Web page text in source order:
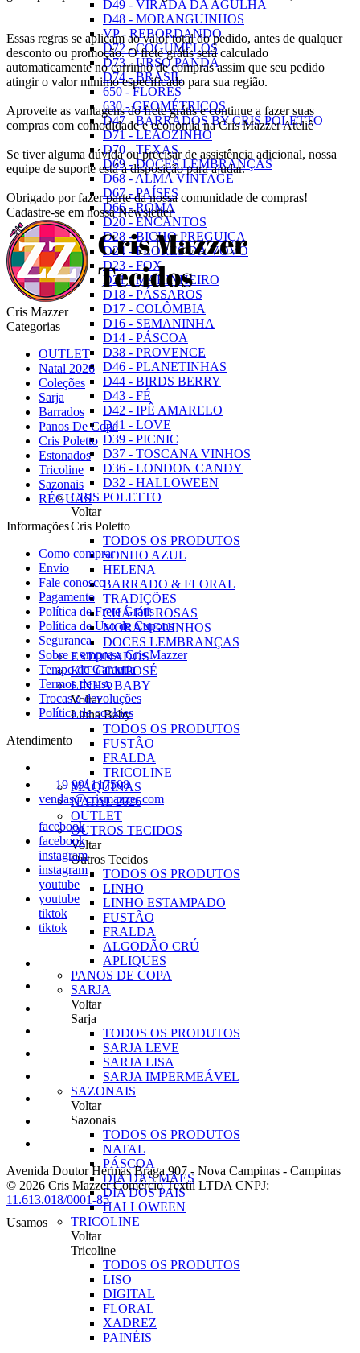
D49 - VIRADA DA AGULHA
D48 - MORANGUINHOS
VP - REBORDANDO
D72 - COGUMELOS
D73 - URSO PANDA
D74 - BRASIL
650 - FLORES
630 - GEOMÉTRICOS
D47 - BARRADOS BY CRIS POLETTO
D71 - LEÃOZINHO
D70 - TEXAS
D69 - DOCES LEMBRANÇAS
D68 - ALMA VINTAGE
D67 - PAÍSES
D66 - ROMÃ
D20 - ENCANTOS
D28 - BICHO PREGUIÇA
D24 - FLORES DA VOVÓ
D23 - FOX
D21 - MARINHEIRO
D18 - PÁSSAROS
D17 - COLÔMBIA
D16 - SEMANINHA
D14 - PÁSCOA
D38 - PROVENCE
D46 - PLANETINHAS
D44 - BIRDS BERRY
D43 - FÉ
D42 - IPÊ AMARELO
D41 - LOVE
D39 - PICNIC
D37 - TOSCANA VINHOS
D36 - LONDON CANDY
D32 - HALLOWEEN
CRIS POLETTO
Voltar
Cris Poletto
TODOS OS PRODUTOS
SONHO AZUL
HELENA
BARRADO & FLORAL
TRADIÇÕES
CHÁ DE ROSAS
MORANGUINHOS
DOCES LEMBRANÇAS
ESTONADOS
KIT COMPOSÉ
LINHA BABY
Voltar
Linha Baby
TODOS OS PRODUTOS
FUSTÃO
FRALDA
TRICOLINE
MÁQUINAS
NATAL 2026
OUTLET
OUTROS TECIDOS
Voltar
Outros Tecidos
TODOS OS PRODUTOS
LINHO
LINHO ESTAMPADO
FUSTÃO
FRALDA
ALGODÃO CRÚ
APLIQUES
PANOS DE COPA
SARJA
Voltar
Sarja
TODOS OS PRODUTOS
SARJA LEVE
SARJA LISA
SARJA IMPERMEÁVEL
SAZONAIS
Voltar
Sazonais
TODOS OS PRODUTOS
NATAL
PÁSCOA
DIA DAS MÃES
DIA DOS PAIS
HALLOWEEN
TRICOLINE
Voltar
Tricoline
TODOS OS PRODUTOS
LISO
DIGITAL
FLORAL
XADREZ
PAINÉIS
Essas regras se aplicam ao valor total do pedido, antes de qualquer
desconto ou promoção. O frete grátis será calculado
automaticamente no carrinho de compras assim que seu pedido
atingir o valor mínimo especificado para sua região.
Aproveite as vantagens do frete grátis e continue a fazer suas
compras com comodidade e economia na Cris Mazzer Ateliê
Se tiver alguma dúvida ou precisar de assistência adicional, nossa
equipe de suporte está à disposição para ajudar.
Obrigado por fazer parte da nossa comunidade de compras!
Cadastre-se em nossa Newsletter
Cris Mazzer
Categorias
OUTLET
Natal 2026
Coleções
Sarja
Barrados
Panos De Copa
Cris Poletto
Estonados
Tricoline
Sazonais
RÉGUAS
Informações
Como comprar
Envio
Fale conosco
Pagamento
Política de Frete Grátis
Política de Uso de Cupons
Seguranca
Sobre a empresa Cris Mazzer
Tempo de Garantia
Termos de uso
Trocas e devoluções
Política de cookies
Atendimento
19 991117508
vendas@crismazzer.com
facebook
facebook
instagram
instagram
youtube
youtube
tiktok
tiktok
Avenida Doutor Hermas Braga 907- Nova Campinas - Campinas
© 2026 Cris Mazzer Comércio Textil LTDA CNPJ:
11.613.018/0001-85
Usamos